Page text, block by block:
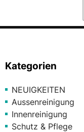
Kategorien
NEUIGKEITEN
Aussenreinigung
Innenreinigung
Schutz & Pflege